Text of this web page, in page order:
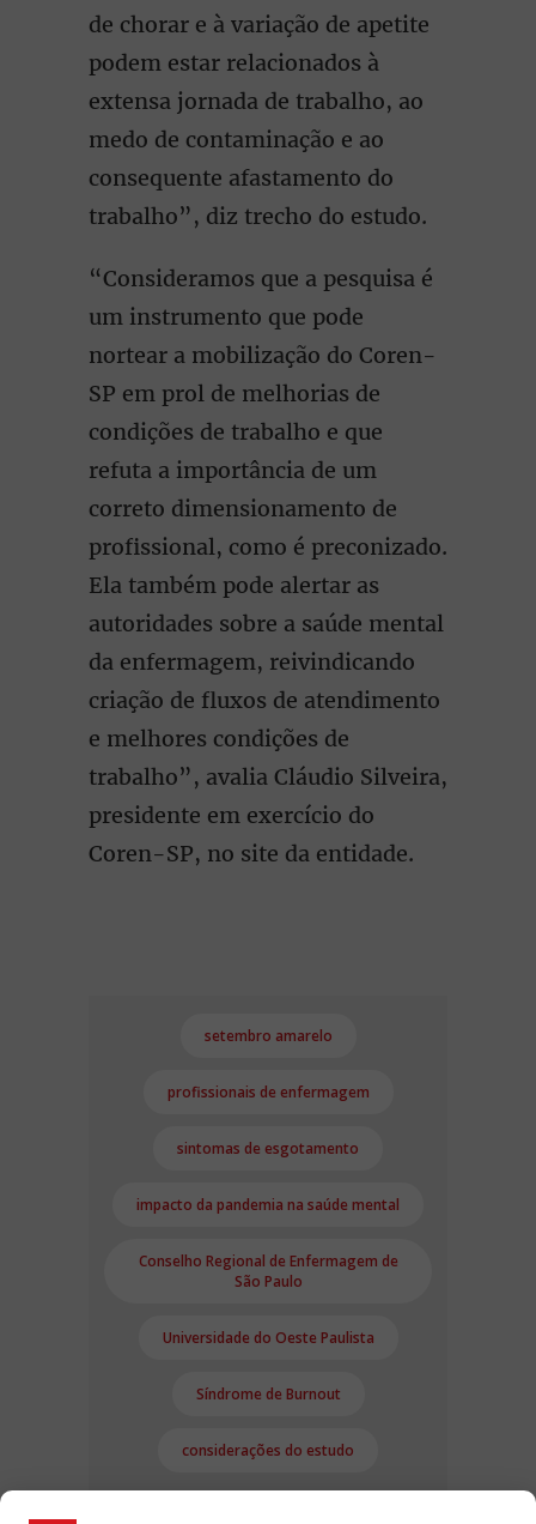
de chorar e à variação de apetite
podem estar relacionados à
extensa jornada de trabalho, ao
medo de contaminação e ao
consequente afastamento do
trabalho”, diz trecho do estudo.
“Consideramos que a pesquisa é
um instrumento que pode
nortear a mobilização do Coren-
SP em prol de melhorias de
condições de trabalho e que
refuta a importância de um
correto dimensionamento de
profissional, como é preconizado.
Ela também pode alertar as
autoridades sobre a saúde mental
da enfermagem, reivindicando
criação de fluxos de atendimento
e melhores condições de
trabalho”, avalia Cláudio Silveira,
presidente em exercício do
Coren-SP, no site da entidade.
setembro amarelo
profissionais de enfermagem
sintomas de esgotamento
impacto da pandemia na saúde mental
Conselho Regional de Enfermagem de
São Paulo
Universidade do Oeste Paulista
Síndrome de Burnout
considerações do estudo